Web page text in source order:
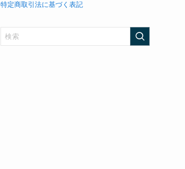
特定商取引法に基づく表記